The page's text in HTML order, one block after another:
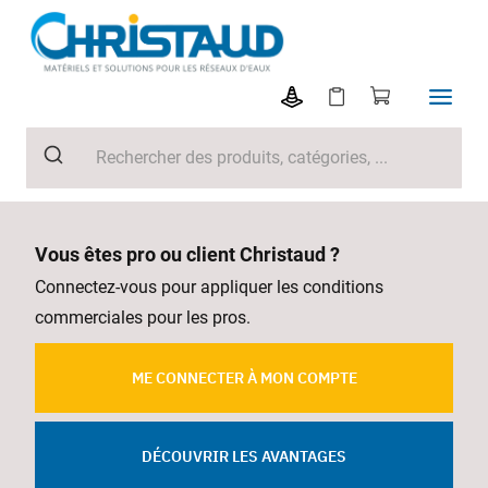
Vous êtes pro ou client Christaud ?
Connectez-vous pour appliquer les conditions
commerciales pour les pros.
ME CONNECTER À MON COMPTE
DÉCOUVRIR LES AVANTAGES